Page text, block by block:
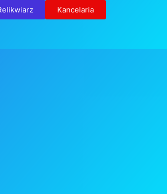
Kancelaria